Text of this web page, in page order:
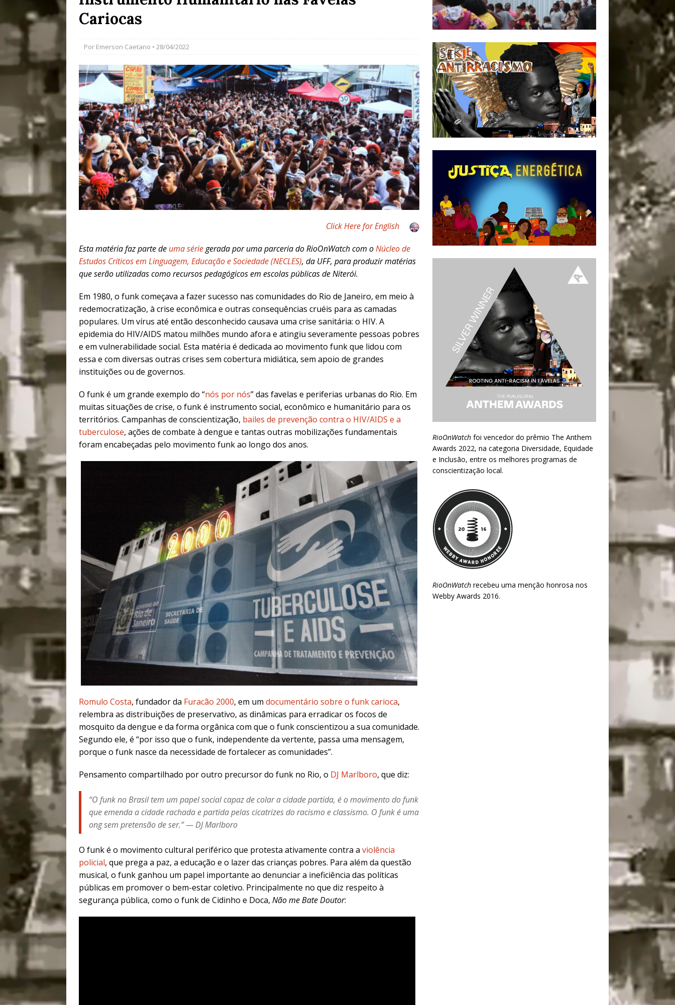
Coletivos para Plantio e Inauguração da Feira da Praia do Remanso
[ 04/08/2026 ] Trens Fluminenses, Cronicamente Abandonados,
Passam para Consórcio Nova Via Mobilidade 10 Anos Após Rio2016
#OLHONOLEGADO
Cariocas
Por Emerson Caetano • 28/04/2022
Click Here for English
Esta matériafaz parte de uma sériegerada por uma parceria do RioOnWatch com oNúcleo de
Estudos Críticos em Linguagem, Educação e Sociedade (NECLES), da UFF, para produzir matérias
que serão utilizadas como recursos pedagógicos em escolas públicas de Niterói.
Em 1980, o funk começava a fazer sucesso nas comunidades do Rio de Janeiro, em meio à
redemocratização, à crise econômica e outras consequências cruéis para as camadas
populares. Um vírus até então desconhecido causava uma crise sanitária: o HIV. A
epidemia do HIV/AIDS matou milhões mundo afora e atingiu severamente pessoas pobres
e em vulnerabilidade social. Esta matéria é dedicada ao movimento funk que lidou com
essa e com diversas outras crises sem cobertura midiática, sem apoio de grandes
instituições ou de governos.
O funk é um grande exemplo do “nós por nós” das favelas e periferias urbanas do Rio. Em
muitas situações de crise, o funk é instrumento social, econômico e humanitário para os
territórios. Campanhas de conscientização, bailes de prevenção contra o HIV/AIDS e a
tuberculose, ações de combate à dengue e tantas outras mobilizações fundamentais
foram encabeçadas pelo movimento funk ao longo dos anos.
Romulo Costa, fundador da Furacão 2000, em um documentário sobre o funk carioca,
relembra as distribuições de preservativo, as dinâmicas para erradicar os focos de
mosquito da dengue e da forma orgânica com que o funk conscientizou a sua comunidade.
Segundo ele, é “por isso que o funk, independente da vertente, passa uma mensagem,
porque o funk nasce da necessidade de fortalecer as comunidades”.
Pensamento compartilhado por outro precursor do funk no Rio, o DJ Marlboro, que diz:
“O funk no Brasil tem um papel social capaz de colar a cidade partida, é o movimento do funk
que emenda a cidade rachada e partida pelas cicatrizes do racismo e classismo. O funk é uma
ong sem pretensão de ser.” — DJ Marlboro
O funk é o movimento cultural periférico que protesta ativamente contra a violência
policial, que prega a paz, a educação e o lazer das crianças pobres. Para além da questão
musical, o funk ganhou um papel importante ao denunciar a ineficiência das políticas
públicas em promover o bem-estar coletivo. Principalmente no que diz respeito à
segurança pública, como o funk de Cidinho e Doca, Não me Bate Doutor:
RioOnWatchfoi vencedor do prêmio The Anthem
Awards 2022, na categoria Diversidade, Equidade
e Inclusão, entre os melhores programas de
conscientização local.
RioOnWatchrecebeu uma menção honrosa nos
Webby Awards 2016.